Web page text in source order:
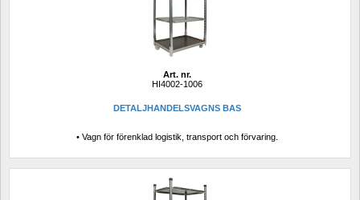
Art. nr.
HI4002-1006
DETALJHANDELSVAGNS BAS
• Vagn för förenklad logistik, transport och förvaring.